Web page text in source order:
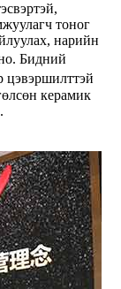
тоног
нарийн
Бидний
цэвэршилттэй
керамик